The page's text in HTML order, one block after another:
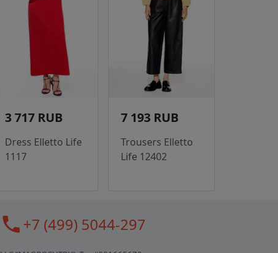
3 717 RUB
Dress Elletto Life
1117
7 193 RUB
Trousers Elletto
Life 12402
call+7 (499) 5044-297